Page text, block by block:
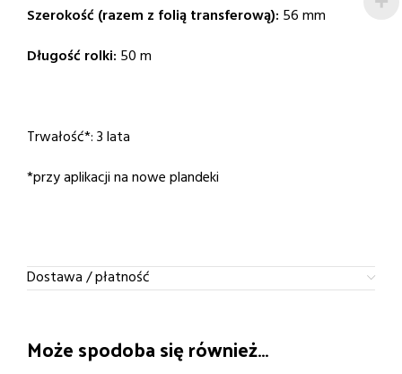
Szerokość (razem z folią transferową): 56 mm
Długość rolki: 50 m
Trwałość*: 3 lata
*przy aplikacji na nowe plandeki
Dostawa / płatność
Może spodoba się również…